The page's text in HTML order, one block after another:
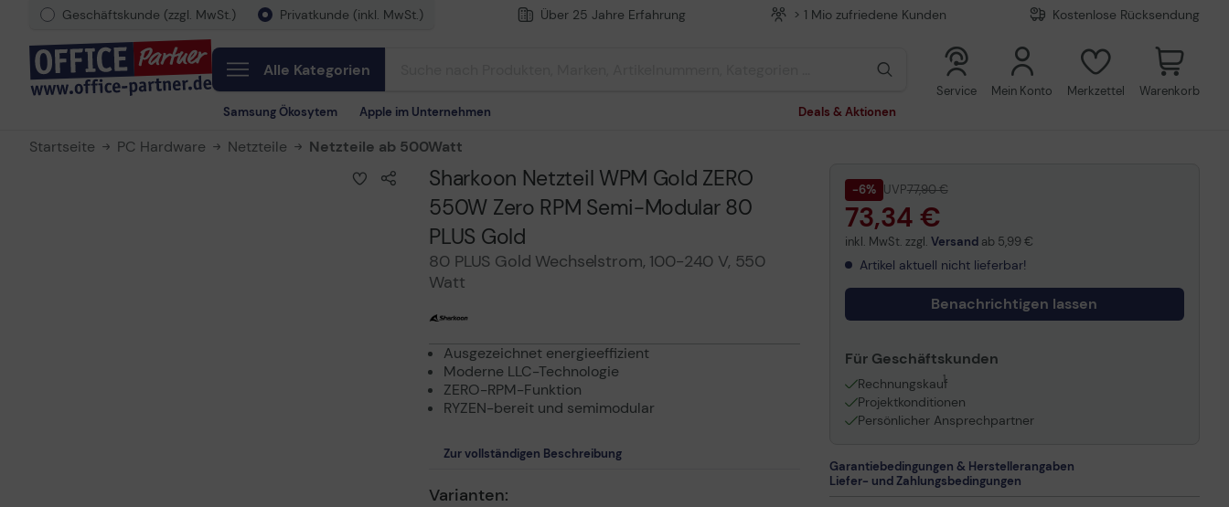
Geschäftskunde (zzgl. MwSt.) Privatkunde (inkl. MwSt.) Über 25 Jahre Erfahrung > 1 Mio zufriedene Kunden Kostenlose Rücksendung
Alle Kategorien
Samsung Ökosytem Apple im Unternehmen Deals & Aktionen
Service Mein Konto Merkzettel Warenkorb
Startseite PC Hardware Netzteile Netzteile ab 500Watt
Sharkoon Netzteil WPM Gold ZERO
550W Zero RPM Semi-Modular 80
PLUS Gold
80 PLUS Gold Wechselstrom, 100-240 V, 550
Watt
Ausgezeichnet energieeffizient
Moderne LLC-Technologie
ZERO-RPM-Funktion
RYZEN-bereit und semimodular
Zur vollständigen Beschreibung
Varianten:
-6% UVP77,90 €
73,34 €
inkl. MwSt. zzgl. Versandab 5,99 €
Artikel aktuell nicht lieferbar!
Benachrichtigen lassen
Für Geschäftskunden
Rechnungskauf
1
Projektkonditionen
Persönlicher Ansprechpartner
Garantiebedingungen & Herstellerangaben
Liefer- und Zahlungsbedingungen